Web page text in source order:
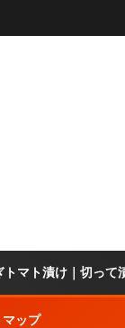
切って漬けるだけ
ップ